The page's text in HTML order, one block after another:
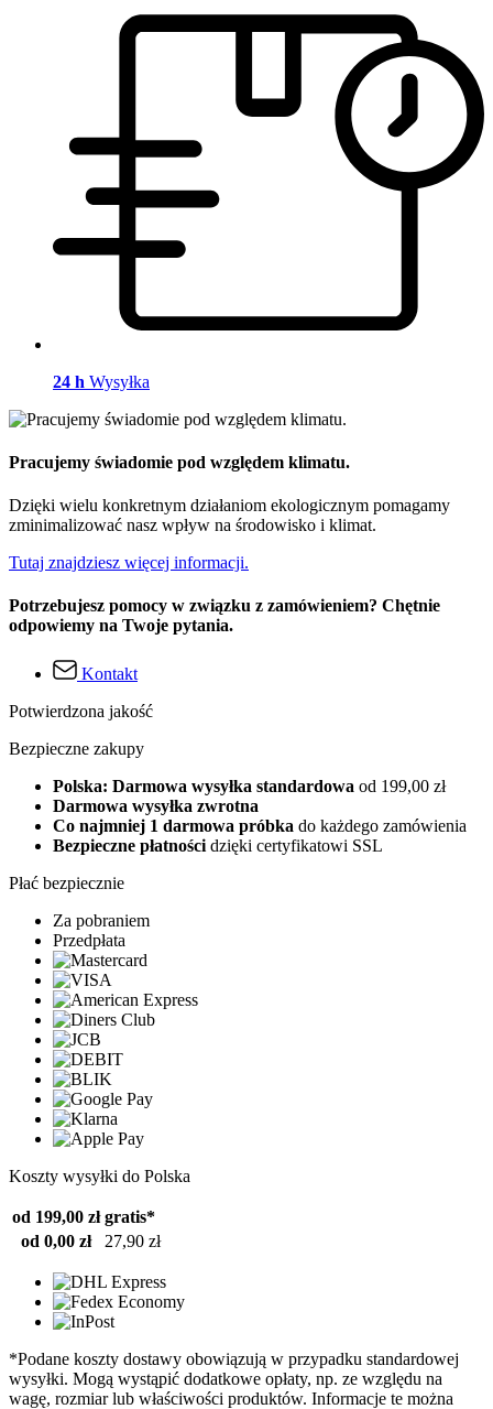
24 h Wysyłka
Pracujemy świadomie pod względem klimatu.
Dzięki wielu konkretnym działaniom ekologicznym pomagamy
zminimalizować nasz wpływ na środowisko i klimat.
Tutaj znajdziesz więcej informacji.
Potrzebujesz pomocy w związku z zamówieniem? Chętnie
odpowiemy na Twoje pytania.
Kontakt
Potwierdzona jakość
Bezpieczne zakupy
Polska: Darmowa wysyłka standardowa od 199,00 zł
Darmowa wysyłka zwrotna
Co najmniej 1 darmowa próbka do każdego zamówienia
Bezpieczne płatności dzięki certyfikatowi SSL
Płać bezpiecznie
Za pobraniem
Przedpłata
Koszty wysyłki do Polska
od 199,00 zł gratis*
od 0,00 zł
27,90 zł
*Podane koszty dostawy obowiązują w przypadku standardowej
wysyłki. Mogą wystąpić dodatkowe opłaty, np. ze względu na
wagę, rozmiar lub właściwości produktów. Informacje te można